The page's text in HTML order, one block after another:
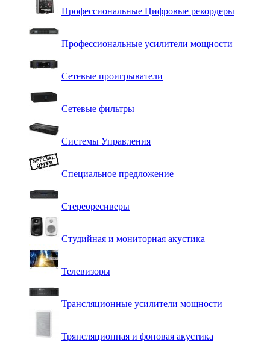
Профессиональные Цифровые рекордеры
Профессиональные усилители мощности
Сетевые проигрыватели
Сетевые фильтры
Системы Управления
Специальное предложение
Стереоресиверы
Студийная и мониторная акустика
Телевизоры
Трансляционные усилители мощности
Трянсляционная и фоновая акустика